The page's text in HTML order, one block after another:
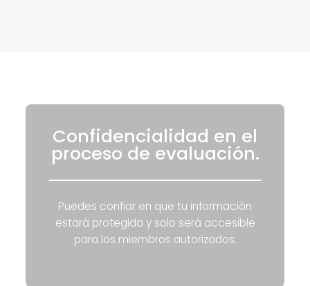
Confidencialidad en el
proceso de evaluación.
Puedes confiar en que tu información
estará protegida y solo será accesible
para los miembros autorizados.